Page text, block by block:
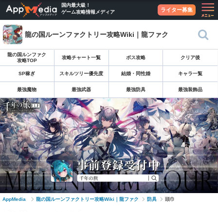
国内最大級！
ゲーム攻略情報メディア
ライター募集
龍の国ルーンファクトリー攻略Wiki｜龍ファク
龍の国ルンファク
攻略TOP
攻略チャート一覧 ボス攻略 クリア後
SP稼ぎ スキルツリー優先度 結婚・同性婚 キャラ一覧
最強魔物 最強武器 最強防具 最強装飾品
AppMedia 龍の国ルーンファクトリー攻略Wiki｜龍ファク 防具 頭巾